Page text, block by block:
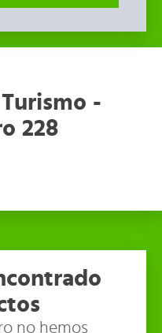
-
228
no hemos